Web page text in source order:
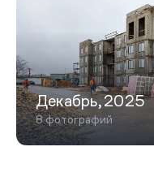
Декабрь,2025
8 фотографий